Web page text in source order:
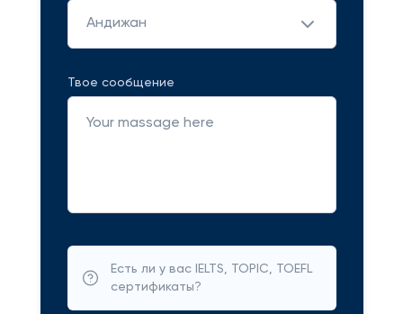
Андижан
Твое сообщение
Есть ли у вас IELTS, TOPIC, TOEFL
сертификаты?